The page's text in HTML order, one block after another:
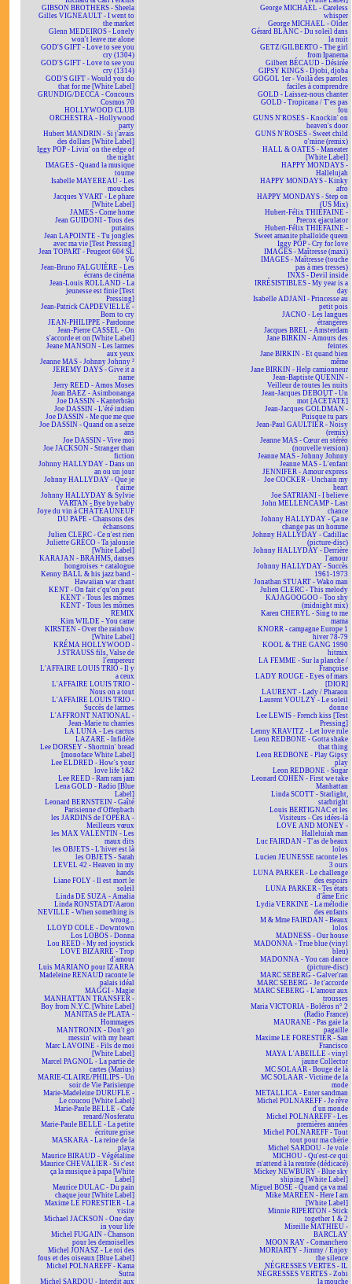
GIBSON BROTHERS - Sheela
Gilles VIGNEAULT - I went to
the market
Glenn MEDEIROS - Lonely
won't leave me alone
GOD'S GIFT - Love to see you
cry (1304)
GOD'S GIFT - Love to see you
cry (1314)
GOD'S GIFT - Would you do
that for me [White Label]
GRUNDIG/DECCA - Concours
Cosmos 70
HOLLYWOOD CLUB
ORCHESTRA - Hollywood
party
Hubert MANDRIN - Si j'avais
des dollars [White Label]
Iggy POP - Livin' on the edge of
the night
IMAGES - Quand la musique
tourne
Isabelle MAYEREAU - Les
mouches
Jacques YVART - Le phare
[White Label]
JAMES - Come home
Jean GUIDONI - Tous des
putains
Jean LAPOINTE - Tu jongles
avec ma vie [Test Pressing]
Jean TOPART - Peugeot 604 SL
V6
Jean-Bruno FALGUIÈRE - Les
écrans de cinéma
Jean-Louis ROLLAND - La
jeunesse est finie [Test
Pressing]
Jean-Patrick CAPDEVIELLE -
Born to cry
JEAN-PHILIPPE - Pardonne
Jean-Pierre CASSEL - On
s'accorde et on [White Label]
Jeane MANSON - Les larmes
aux yeux
Jeanne MAS - Johnny Johnny ²
JEREMY DAYS - Give it a
name
Jerry REED - Amos Moses
Joan BAEZ - Asimbonanga
Joe DASSIN - Kanterbräu
Joe DASSIN - L'été indien
Joe DASSIN - Me que me que
Joe DASSIN - Quand on a seize
ans
Joe DASSIN - Vive moi
Joe JACKSON - Stranger than
fiction
Johnny HALLYDAY - Dans un
an ou un jour
Johnny HALLYDAY - Que je
t'aime
Johnny HALLYDAY & Sylvie
VARTAN - Bye bye baby
Joye du vin à CHÂTEAUNEUF
DU PAPE - Chansons des
échansons
Julien CLERC - Ce n'est rien
Juliette GRÉCO - Ta jalousie
[White Label]
KARAJAN - BRAHMS, danses
hongroises + catalogue
Kenny BALL & his jazz band -
Hawaiian war chant
KENT - On fait c'qu'on peut
KENT - Tous les mômes
KENT - Tous les mômes
REMIX
Kim WILDE - You came
KIRSTEN - Over the rainbow
[White Label]
KRÉMA HOLLYWOOD -
J.STRAUSS fils, Valse de
l'empereur
L'AFFAIRE LOUIS TRIO - Il y
a ceux
L'AFFAIRE LOUIS TRIO -
Nous on a tout
L'AFFAIRE LOUIS TRIO -
Succès de larmes
L'AFFRONT NATIONAL -
Jean-Marie tu charries
LA LUNA - Les cactus
LAZARE - Infidèle
Lee DORSEY - Shortnin' bread
[monoface White Label]
Lee ELDRED - How's your
love life 1&2
Lee REED - Ram ram jam
Lena GOLD - Radio [Blue
Label]
Leonard BERNSTEIN - Gaîté
Parisienne d'Offenbach
les JARDINS de l'OPÉRA -
Meilleurs vœux
les MAX VALENTIN - Les
maux dits
les OBJETS - L'hiver est là
les OBJETS - Sarah
LEVEL 42 - Heaven in my
hands
Liane FOLY - Il est mort le
soleil
Linda DE SUZA - Amalia
Linda RONSTADT/Aaron
NEVILLE - When something is
wrong...
LLOYD COLE - Downtown
Los LOBOS - Donna
Lou REED - My red joystick
LOVE BIZARRE - Trop
d'amour
Luis MARIANO pour IZARRA
Madeleine RENAUD raconte le
palais idéal
MAGGI - Magie
MANHATTAN TRANSFER -
Boy from N.Y.C. [White Label]
MANITAS de PLATA -
Hommages
MANTRONIX - Don't go
messin' with my heart
Marc LAVOINE - Fils de moi
[White Label]
Marcel PAGNOL - La partie de
cartes (Marius)
MARIE-CLAIRE/PHILIPS - Un
soir de Vie Parisienne
Marie-Madeleine DURUFLÉ -
Le coucou [White Label]
Marie-Paule BELLE - Café
renard/Nosferatu
Marie-Paule BELLE - La petite
écriture grise
MASKARA - La reine de la
playa
Maurice BIRAUD - Végétaline
Maurice CHEVALIER - Si c'est
ça la musique à papa [White
Label]
Maurice DULAC - Du pain
chaque jour [White Label]
Maxime LE FORESTIER - La
visite
Michael JACKSON - One day
in your life
Michel FUGAIN - Chanson
pour les demoiselles
Michel JONASZ - Le roi des
fous et des oiseaux [Blue Label]
Michel POLNAREFF - Kama
Sutra
Michel SARDOU - Interdit aux
George MICHAEL - Careless
whisper
George MICHAEL - Older
Gérard BLANC - Du soleil dans
la nuit
GETZ/GILBERTO - The girl
from Ipanema
Gilbert BÉCAUD - Désirée
GIPSY KINGS - Djobi, djoba
GOGOL 1er - Voilà des paroles
faciles à comprendre
GOLD - Laissez-nous chanter
GOLD - Tropicana / T'es pas
fou
GUNS N'ROSES - Knockin' on
heaven's door
GUNS N'ROSES - Sweet child
o'mine (remix)
HALL & OATES - Maneater
[White Label]
HAPPY MONDAYS -
Hallelujah
HAPPY MONDAYS - Kinky
afro
HAPPY MONDAYS - Step on
(US Mix)
Hubert-Félix THIÉFAINE -
Precox ejaculator
Hubert-Félix THIÉFAINE -
Sweet amanite phalloïde queen
Iggy POP - Cry for love
IMAGES - Maîtresse (maxi)
IMAGES - Maîtresse (touche
pas à mes tresses)
INXS - Devil inside
IRRÉSISTIBLES - My year is a
day
Isabelle ADJANI - Princesse au
petit pois
JACNO - Les langues
étrangères
Jacques BREL - Amsterdam
Jane BIRKIN - Amours des
feintes
Jane BIRKIN - Et quand bien
même
Jane BIRKIN - Help camionneur
Jean-Baptiste QUENIN -
Veilleur de toutes les nuits
Jean-Jacques DEBOUT - Un
mot [ACÉTATE]
Jean-Jacques GOLDMAN -
Puisque tu pars
Jean-Paul GAULTIER - Noisy
(remix)
Jeanne MAS - Cœur en stéréo
(nouvelle version)
Jeanne MAS - Johnny Johnny
Jeanne MAS - L'enfant
JENNIFER - Amour express
Joe COCKER - Unchain my
heart
Joe SATRIANI - I believe
John MELLENCAMP - Last
chance
Johnny HALLYDAY - Ça ne
change pas un homme
Johnny HALLYDAY - Cadillac
(picture-disc)
Johnny HALLYDAY - Derrière
l'amour
Johnny HALLYDAY - Succès
1961-1973
Jonathan STUART - Wako man
Julien CLERC - This melody
KAJAGOOGOO - Too shy
(midnight mix)
Karen CHERYL - Sing to me
mama
KNORR - campagne Europe 1
hiver 78-79
KOOL & THE GANG 1990
hitmix
LA FEMME - Sur la planche /
Françoise
LADY ROUGE - Eyes of mars
[DIOR]
LAURENT - Lady / Pharaon
Laurent VOULZY - Le soleil
donne
Lee LEWIS - French kiss [Test
Pressing]
Lenny KRAVITZ - Let love rule
Leon REDBONE - Gotta shake
that thing
Leon REDBONE - Play Gipsy
play
Leon REDBONE - Sugar
Leonard COHEN - First we take
Manhattan
Linda SCOTT - Starlight,
starbright
Louis BERTIGNAC et les
Visiteurs - Ces idées-là
LOVE AND MONEY -
Halleluiah man
Luc FAIRDAN - T'as de beaux
lolos
Lucien JEUNESSE raconte les
3 ours
LUNA PARKER - Le challenge
des espoirs
LUNA PARKER - Tes états
d'âme Eric
Lydia VERKINE - La mélodie
des enfants
M & Mme FAIRDAN - Beaux
lolos
MADNESS - Our house
MADONNA - True blue (vinyl
bleu)
MADONNA - You can dance
(picture-disc)
MARC SEBERG - Galver'ran
MARC SEBERG - Je t'accorde
MARC SEBERG - L'amour aux
trousses
Maria VICTORIA - Boléros n° 2
(Radio France)
MAURANE - Pas gaie la
pagaille
Maxime LE FORESTIER - San
Francisco
MAYA L'ABEILLE - vinyl
jaune Collector
MC SOLAAR - Bouge de là
MC SOLAAR - Victime de la
mode
METALLICA - Enter sandman
Michel POLNAREFF - Je rêve
d'un monde
Michel POLNAREFF - Les
premières années
Michel POLNAREFF - Tout
tout pour ma chérie
Michel SARDOU - Je vole
MICHOU - Qu'est-ce qui
m'attend à la rentrée (dédicacé)
Mickey NEWBURY - Blue sky
shining [White Label]
Miguel BOSÉ - Quand ça va mal
Mike MAREEN - Here I am
[White Label]
Minnie RIPERTON - Stick
together 1 & 2
Mireille MATHIEU -
BARCLAY
MOON RAY - Comanchero
MORIARTY - Jimmy / Enjoy
the silence
NÉGRESSES VERTES - IL
NÉGRESSES VERTES - Zobi
la mouche